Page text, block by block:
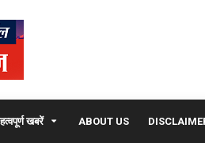
खबरें ABOUT US